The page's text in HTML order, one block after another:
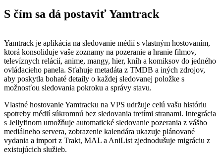
S čím sa dá postaviť Yamtrack
Yamtrack je aplikácia na sledovanie médií s vlastným hostovaním,
ktorá konsoliduje vaše zoznamy na pozeranie a hranie filmov,
televíznych relácií, anime, mangy, hier, kníh a komiksov do jedného
ovládacieho panela. Sťahuje metadáta z TMDB a iných zdrojov,
aby poskytla bohaté detaily o každej sledovanej položke s
možnosťou sledovania pokroku a správy stavu.
Vlastné hostovanie Yamtracku na VPS udržuje celú vašu históriu
spotreby médií súkromnú bez sledovania tretími stranami. Integrácia
s Jellyfinom umožňuje automatické sledovanie pozerania z vášho
mediálneho servera, zobrazenie kalendára ukazuje plánované
vydania a import z Trakt, MAL a AniList zjednodušuje migráciu z
existujúcich služieb.